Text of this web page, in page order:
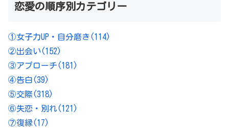
恋愛の順序別カテゴリー
①女子力UP・自分磨き (114)
②出会い(152)
③アプローチ(181)
④告白(39)
⑤交際(318)
⑥失恋・別れ(121)
⑦復縁(17)